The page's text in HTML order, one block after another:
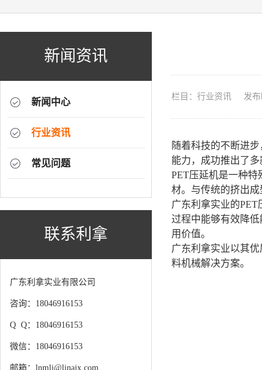
新闻资讯
新闻中心
行业资讯
常见问题
联系利拿
广东利拿实业有限公司
咨询：18046916153
Q Q：18046916153
微信：18046916153
邮箱：lnmlj@linajx.com
栏目：行业资讯 发布
随着科技的不断进
能力，成功推出了
PET压延机是一种
材。与传统的挤出
广东利拿实业的
过程中能够有效降
用价值。
广东利拿实业以其
料机械解决方案。